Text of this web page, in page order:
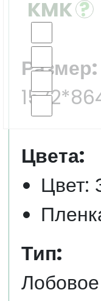
KMK
Размер:
Цвета:
Цвет:
Тип:
Лобовое